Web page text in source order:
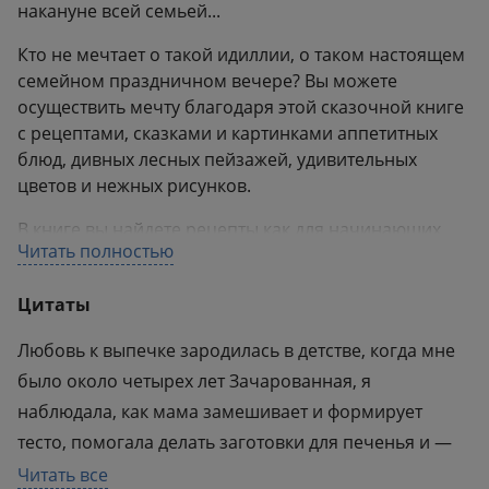
накануне всей семьей...
Кто не мечтает о такой идиллии, о таком настоящем
семейном праздничном вечере? Вы можете
осуществить мечту благодаря этой сказочной книге
с рецептами, сказками и картинками аппетитных
блюд, дивных лесных пейзажей, удивительных
цветов и нежных рисунков.
В книге вы найдете рецепты как для начинающих
пекарей, так и для опытных кулинаров. Отличие
требований, что легко понять по длине рецепта.
мелочь, автор предварил рецепты несколькими
полезными советами. Поэтому эта книга, как и
полагается сказке, не только красива, но и
практична.
Читать полностью
Цитаты
Любовь к выпечке зародилась в детстве, когда мне
было около четырех лет Зачарованная, я
наблюдала, как мама замешивает и формирует
тесто, помогала делать заготовки для печенья и —
моя любимая часть! — облизывала пальцы, по
Читать все